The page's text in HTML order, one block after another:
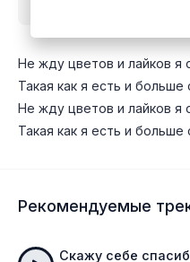
Не жду цветов и лайков я
Такая как я есть и больше
Не жду цветов и лайков я
Такая как я есть и больше
Рекомендуемые
Скажу себе